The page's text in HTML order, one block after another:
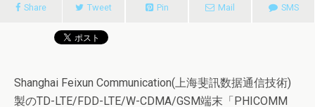
Share Tweet Pin Mail SMS
Shanghai Feixun Communication(上海斐訊数据通信技術)
製のTD-LTE/FDD-LTE/W-CDMA/GSM端末「PHICOMM